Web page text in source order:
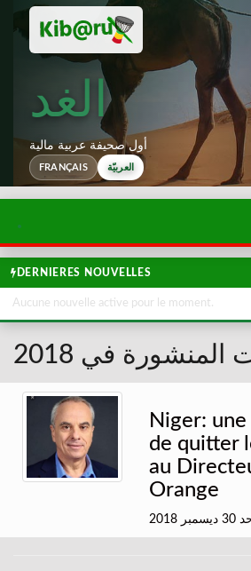
الغد
أول صحيفة عربية مالية
FRANÇAIS العربيّة
DERNIERES NOUVELLES
Aucune nouvelle active pour le moment.
المنشورة في 2018
Niger:
de quitter
au
Orange
2018